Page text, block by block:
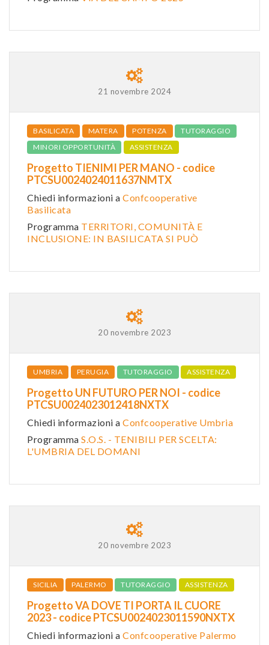
21 novembre 2024
BASILICATA MATERA POTENZA
TUTORAGGIO
MINORI OPPORTUNITÀ
ASSISTENZA
Progetto TIENIMI PER MANO - codice
PTCSU0024024011637NMTX
Chiedi informazioni a Confcooperative
Basilicata
Programma TERRITORI, COMUNITÀ E
INCLUSIONE: IN BASILICATA SI PUÒ
20 novembre 2023
UMBRIA PERUGIA TUTORAGGIO ASSISTENZA
Progetto UN FUTURO PER NOI - codice
PTCSU0024023012418NXTX
Chiedi informazioni a Confcooperative Umbria
Programma S.O.S. - TENIBILI PER SCELTA:
L'UMBRIA DEL DOMANI
20 novembre 2023
SICILIA PALERMO TUTORAGGIO ASSISTENZA
Progetto VA DOVE TI PORTA IL CUORE
2023 - codice PTCSU0024023011590NXTX
Chiedi informazioni a Confcooperative Palermo